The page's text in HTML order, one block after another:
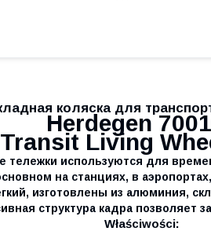
коляска для
Herdegen
Transit Living
тележки используются для
на станциях, в
изготовлены из алюминия,
структура кадра позволяет
Właściwości: